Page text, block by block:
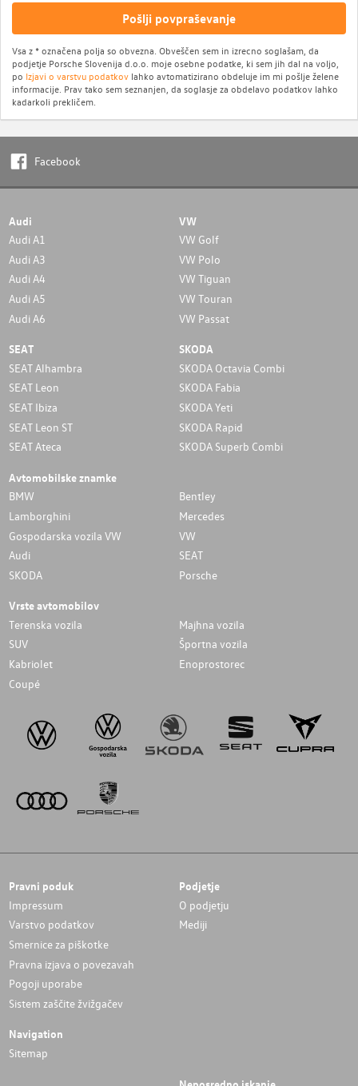
Pošlji povpraševanje
Vsa z * označena polja so obvezna. Obveščen sem in izrecno soglašam, da
podjetje Porsche Slovenija d.o.o. moje osebne podatke, ki sem jih dal na voljo,
po Izjavi o varstvu podatkov lahko avtomatizirano obdeluje im mi pošlje želene
informacije. Prav tako sem seznanjen, da soglasje za obdelavo podatkov lahko
kadarkoli prekličem.
Facebook
Audi
Audi A1
Audi A3
Audi A4
Audi A5
Audi A6
VW
VW Golf
VW Polo
VW Tiguan
VW Touran
VW Passat
SEAT
SEAT Alhambra
SEAT Leon
SEAT Ibiza
SEAT Leon ST
SEAT Ateca
SKODA
SKODA Octavia Combi
SKODA Fabia
SKODA Yeti
SKODA Rapid
SKODA Superb Combi
Avtomobilske znamke
BMW
Bentley
Lamborghini
Mercedes
Gospodarska vozila VW
VW
Audi
SEAT
SKODA
Porsche
Vrste avtomobilov
Terenska vozila
Majhna vozila
SUV
Športna vozila
Kabriolet
Enoprostorec
Coupé
Pravni poduk
Impressum
Varstvo podatkov
Smernice za piškotke
Pravna izjava o povezavah
Pogoji uporabe
Sistem zaščite žvižgačev
Podjetje
O podjetju
Mediji
Navigation
Sitemap